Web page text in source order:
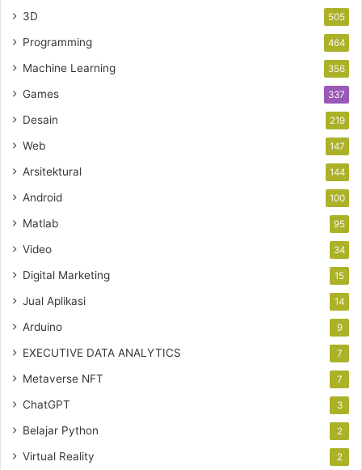
3D 505
Programming 464
Machine Learning 356
Games 337
Desain 219
Web 147
Arsitektural 144
Android 100
Matlab 95
Video 34
Digital Marketing 15
Jual Aplikasi 14
Arduino 9
EXECUTIVE DATA ANALYTICS 7
Metaverse NFT 7
ChatGPT 3
Belajar Python 2
Virtual Reality 2